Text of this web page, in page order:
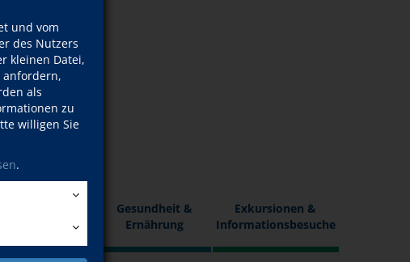
und vom
des Nutzers
kleinen Datei,
anfordern,
als
zu
willigen Sie
.
Gesundheit &
Ernährung
Exkursionen &
Informationsbesuche